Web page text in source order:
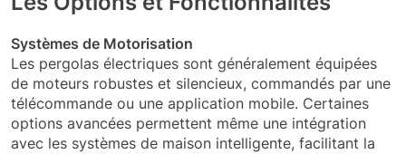
Systèmes de Motorisation
Les pergolas électriques sont généralement équipées
de moteurs robustes et silencieux, commandés par une
télécommande ou une application mobile. Certaines
options avancées permettent même une intégration
avec les systèmes de maison intelligente, facilitant la